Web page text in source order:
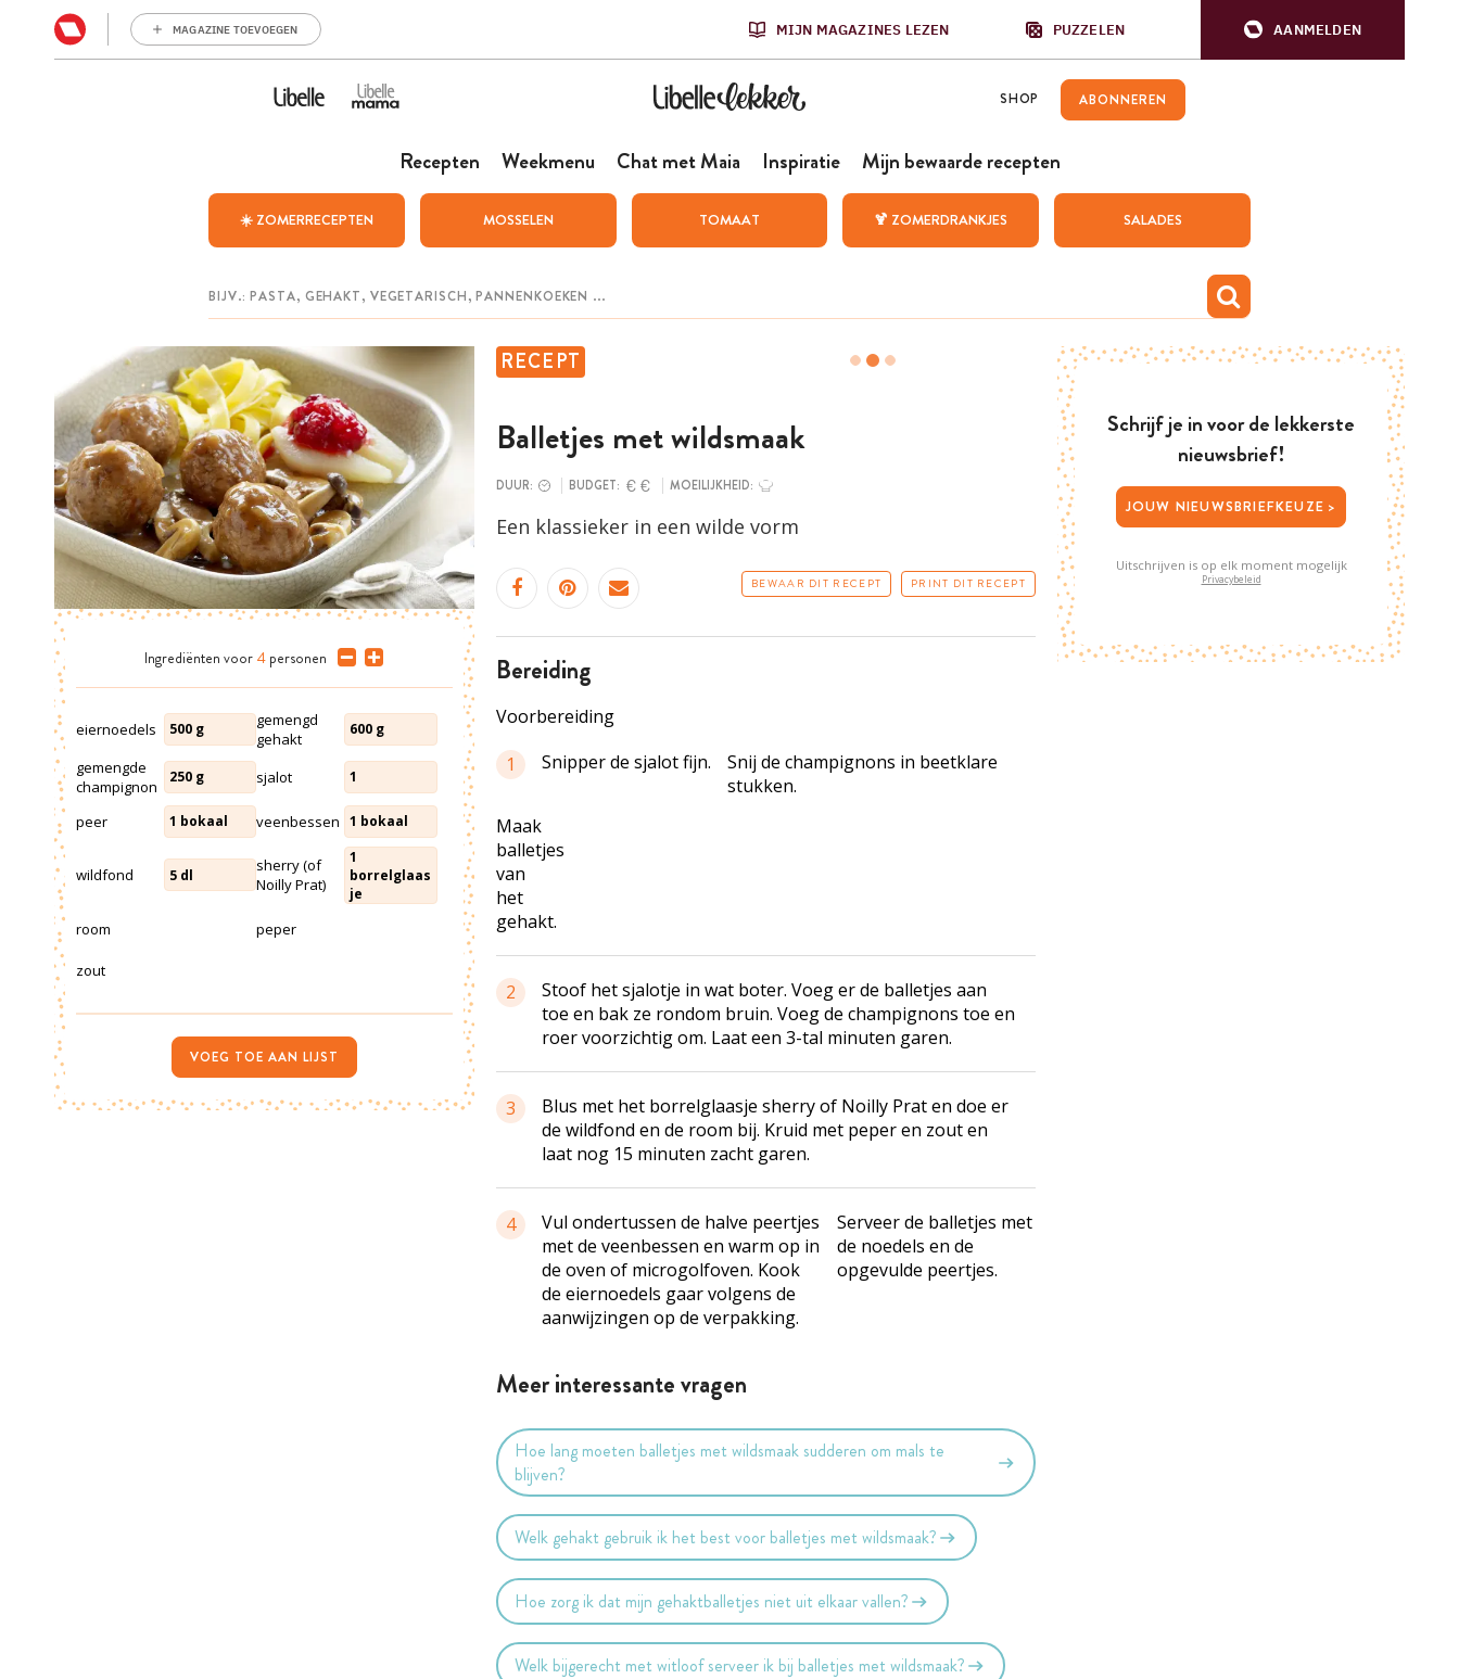
MAGAZINE TOEVOEGEN MIJN MAGAZINES LEZEN PUZZELEN AANMELDEN
SHOP ABONNEREN
Recepten Weekmenu Chat met Maia Inspiratie Mijn bewaarde recepten
☀️ ZOMERRECEPTEN MOSSELEN TOMAAT 🍹 ZOMERDRANKJES SALADES
RECEPT
Balletjes met wildsmaak
DUUR: BUDGET: MOEILIJKHEID:
Een klassieker in een wilde vorm
BEWAAR DIT RECEPT PRINT DIT RECEPT
bereiding
Voorbereiding
1
Snipper de sjalot fijn.
Snij de champignons in beetklare
stukken.
Maak
balletjes
van
het
gehakt.
2
Stoof het sjalotje in wat boter. Voeg er de balletjes aan
toe en bak ze rondom bruin. Voeg de champignons toe en
roer voorzichtig om. Laat een 3-tal minuten garen.
3
Blus met het borrelglaasje sherry of Noilly Prat en doe er
de wildfond en de room bij. Kruid met peper en zout en
laat nog 15 minuten zacht garen.
4
Vul ondertussen de halve peertjes
met de veenbessen en warm op in
de oven of microgolfoven. Kook
de eiernoedels gaar volgens de
aanwijzingen op de verpakking.
Serveer de balletjes met
de noedels en de
opgevulde peertjes.
Meer interessante vragen
Hoe lang moeten balletjes met wildsmaak sudderen om mals te
blijven?
Welk gehakt gebruik ik het best voor balletjes met wildsmaak?
Hoe zorg ik dat mijn gehaktballetjes niet uit elkaar vallen?
Welk bijgerecht met witloof serveer ik bij balletjes met wildsmaak?
Ingrediënten voor 4 personen
eiernoedels 500 g
gemengd
gehakt
600 g
gemengde
champignon
250 g sjalot 1
peer 1 bokaal veenbessen 1 bokaal
wildfond 5 dl
sherry (of
Noilly Prat)
1
borrelglaas
je
room peper
zout
VOEG TOE AAN LIJST
Schrijf je in voor de lekkerste
nieuwsbrief!
JOUW NIEUWSBRIEFKEUZE >
Uitschrijven is op elk moment mogelijk
Privacybeleid